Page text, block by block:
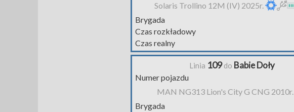
Solaris Trollino 12M (IV) 2025r.
Brygada
Czas rozkładowy
Czas realny
Linia 109do Babie Doły
Numer pojazdu
MAN NG313 Lion's City G CNG 2010r.
Brygada